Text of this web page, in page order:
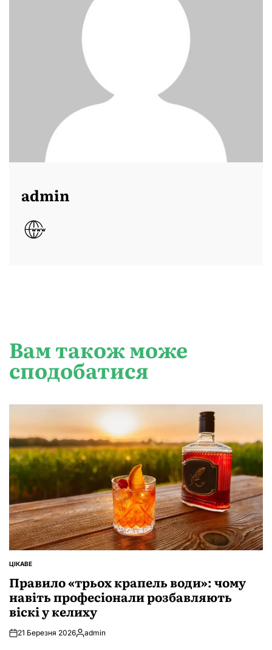
admin
Вам також може
сподобатися
ОПУБЛІКУВАТИ
ЦІКАВЕ
Правило «трьох крапель води»: чому
навіть професіонали розбавляють
віскі у келиху
21 Березня 2026Опубліковано
admin